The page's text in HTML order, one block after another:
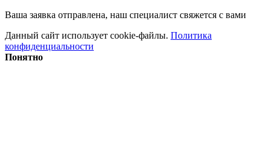
Ваша заявка отправлена, наш специалист свяжется с вами
Данный сайт использует cookie-файлы. Политика
конфиденциальности
Понятно